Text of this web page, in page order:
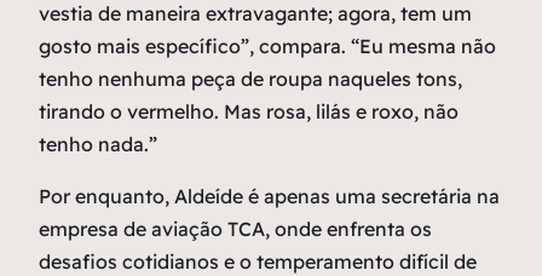
vestia de maneira extravagante; agora, tem um
gosto mais específico”, compara. “Eu mesma não
tenho nenhuma peça de roupa naqueles tons,
tirando o vermelho. Mas rosa, lilás e roxo, não
tenho nada.”
Por enquanto, Aldeíde é apenas uma secretária na
empresa de aviação TCA, onde enfrenta os
desafios cotidianos e o temperamento difícil de